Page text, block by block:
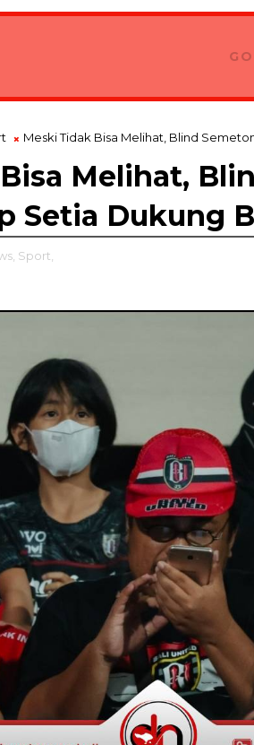
GPEI, Gubernur Koster Ingin Bali Jadi
Meski Tidak Bisa Melihat, Blind
Melihat,
Setia Dukung
Sport,